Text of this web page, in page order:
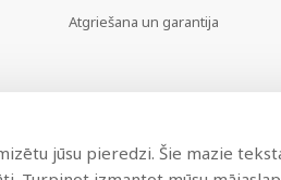
Atgriešana un garantija
jūsu pieredzi. Šie mazie